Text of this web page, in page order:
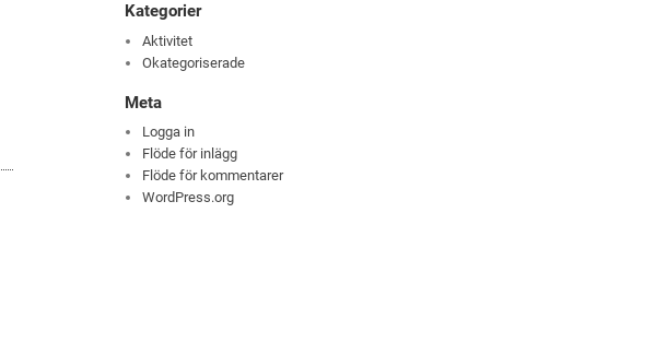
Kategorier
Aktivitet
Okategoriserade
Meta
Logga in
Flöde för inlägg
Flöde för kommentarer
WordPress.org